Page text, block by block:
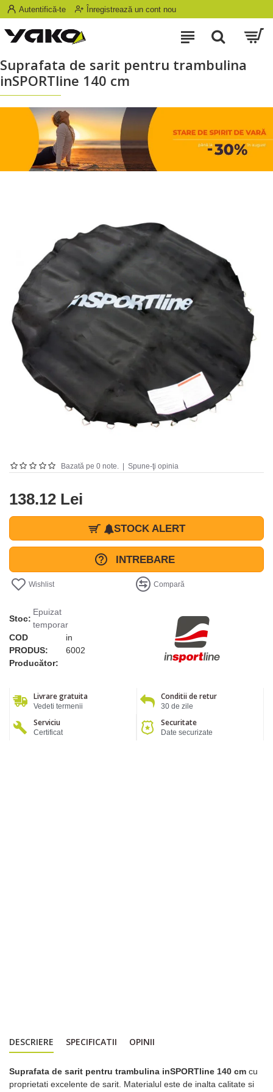
Autentifică-te Înregistrează un cont nou
Suprafata de sarit pentru trambulina
inSPORTline 140 cm
Bazată pe 0 note. Spune-ţi opinia
138.12 Lei
STOCK ALERT
INTREBARE
Wishlist Compară
Stoc:
Epuizat
temporar
COD
PRODUS:
in
6002
Producător:
Livrare gratuita
Vedeti termenii
Conditii de retur
30 de zile
Serviciu
Certificat
Securitate
Date securizate
DESCRIERE SPECIFICATII OPINII
Suprafata de sarit pentru trambulina inSPORTline 140 cm cu
proprietati excelente de sarit. Materialul este de inalta calitate si